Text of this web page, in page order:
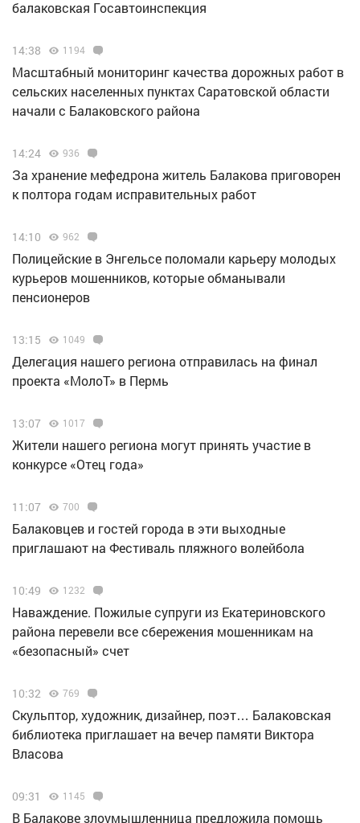
балаковская Госавтоинспекция
14:38 1194
Масштабный мониторинг качества дорожных работ в
сельских населенных пунктах Саратовской области
начали с Балаковского района
14:24 936
За хранение мефедрона житель Балакова приговорен
к полтора годам исправительных работ
14:10 962
Полицейские в Энгельсе поломали карьеру молодых
курьеров мошенников, которые обманывали
пенсионеров
13:15 1049
Делегация нашего региона отправилась на финал
проекта «МолоТ» в Пермь
13:07 1017
Жители нашего региона могут принять участие в
конкурсе «Отец года»
11:07 700
Балаковцев и гостей города в эти выходные
приглашают на Фестиваль пляжного волейбола
10:49 1232
Наваждение. Пожилые супруги из Екатериновского
района перевели все сбережения мошенникам на
«безопасный» счет
10:32 769
Скульптор, художник, дизайнер, поэт… Балаковская
библиотека приглашает на вечер памяти Виктора
Власова
09:31 1145
В Балакове злоумышленница предложила помощь